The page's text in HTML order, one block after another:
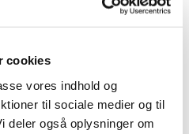
cookies
vores indhold og
til sociale medier og til
deler også oplysninger om
8. juni 2023 meddelt, at
at drive Uldum Apotek.
ledig efter Lov om
1 og stk. 2.